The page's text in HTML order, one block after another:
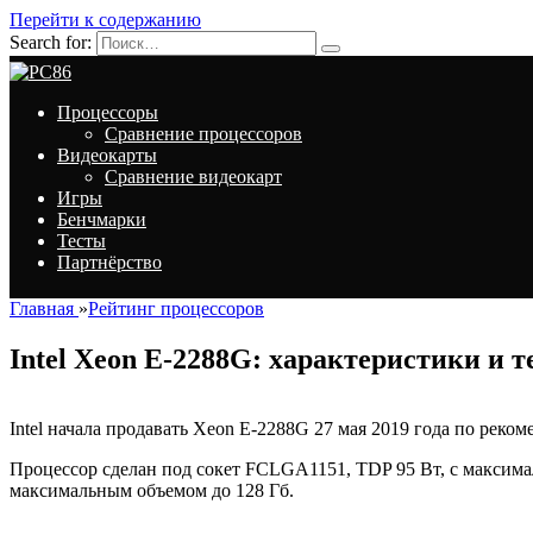
Перейти к содержанию
Search for:
Процессоры
Сравнение процессоров
Видеокарты
Сравнение видеокарт
Игры
Бенчмарки
Тесты
Партнёрство
Главная »Рейтинг процессоров
Intel Xeon E-2288G: характеристики и
Intel начала продавать Xeon E-2288G 27 мая 2019 года по
Процессор сделан под сокет FCLGA1151, TDP 95 Вт, с
максимальным объемом до 128 Гб.